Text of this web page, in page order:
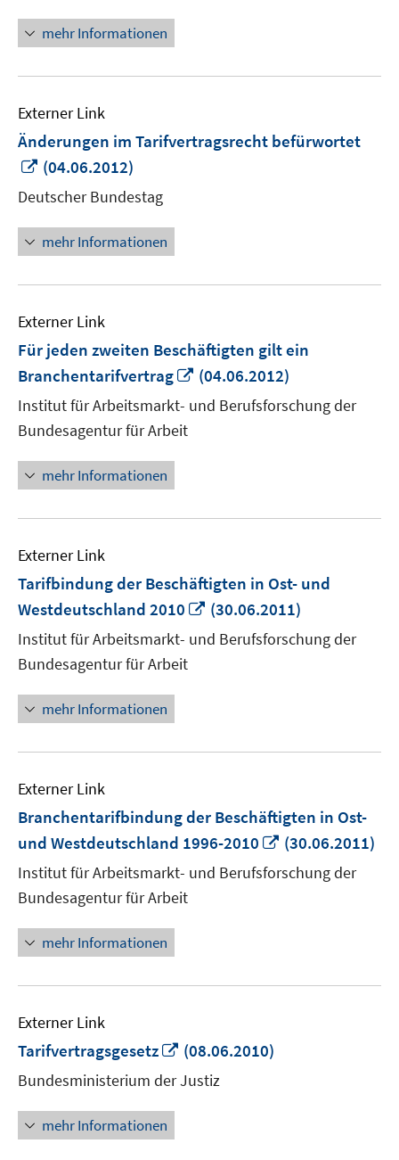
öffnen
mehr Informationen
Externer Link
Änderungen im Tarifvertragsrecht befürwortet
In
neuem
Fenster
öffnen
(04.06.2012)
Deutscher Bundestag
mehr Informationen
Externer Link
Für jeden zweiten Beschäftigten gilt ein
Branchentarifvertrag
In
neuem
Fenster
(04.06.2012)
Institut für Arbeitsmarkt- und Berufsforschung der
Bundesagentur für Arbeit
mehr Informationen
Externer Link
Tarifbindung der Beschäftigten in Ost- und
Westdeutschland 2010
In
neuem
Fenster
(30.06.2011)
Institut für Arbeitsmarkt- und Berufsforschung der
Bundesagentur für Arbeit
mehr Informationen
Externer Link
Branchentarifbindung der Beschäftigten in Ost-
und Westdeutschland 1996-2010
In
neuem
Fenster
(30.06.2011)
Institut für Arbeitsmarkt- und Berufsforschung der
Bundesagentur für Arbeit
mehr Informationen
Externer Link
Tarifvertragsgesetz
In
neuem
Fenster
(08.06.2010)
Bundesministerium der Justiz
mehr Informationen